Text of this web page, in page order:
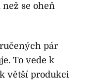
se oheň
pár
To vede k
větší produkci